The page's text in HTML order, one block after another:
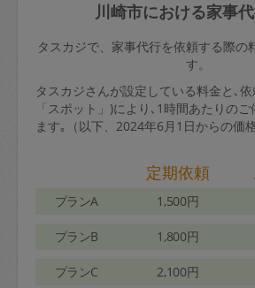
川崎市における家事
タスカジで、家事代行を依頼する際の
す。
タスカジさんが設定している料金と､
「スポット」)により､1時間あたりの
ます｡（以下、2024年6月1日からの価格
定期依頼
プランA 1,500円
プランB 1,800円
プランC 2,100円